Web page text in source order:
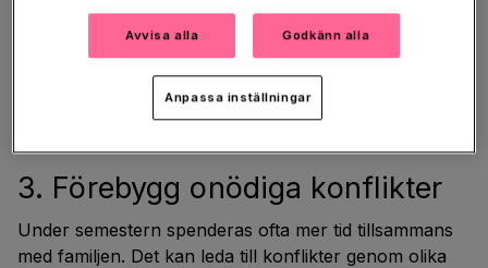
alltid verkligheten, vilket kan leda till besvikelse och
stress och kan göra det svårt att koppla av. Försök
inte blir precis som du tänkt dig.
3. Förebygg onödiga konflikter
Under semestern spenderas ofta mer tid tillsammans
med familjen. Det kan leda till konflikter genom olika
Avvisa alla Godkänn alla
Anpassa inställningar